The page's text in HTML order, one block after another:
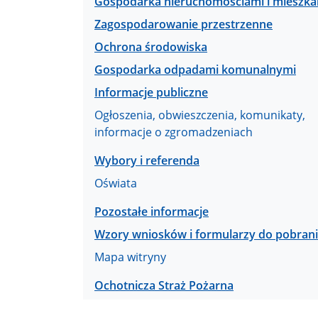
Zagospodarowanie przestrzenne
Ochrona środowiska
Gospodarka odpadami komunalnymi
Informacje publiczne
Ogłoszenia, obwieszczenia, komunikaty,
informacje o zgromadzeniach
Wybory i referenda
Oświata
Pozostałe informacje
Wzory wniosków i formularzy do
Mapa witryny
Ochotnicza Straż Pożarna